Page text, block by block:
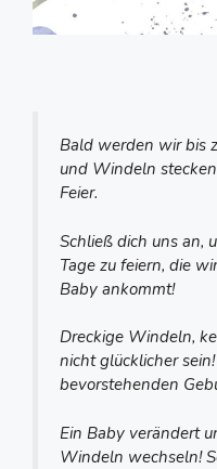
Bald werden wir bis
und Windeln
Feier.
Schließ dich uns an,
Tage zu feiern, die
Baby ankommt!
Dreckige Windeln,
nicht glücklicher
bevorstehenden
Ein Baby verändert
Windeln wechseln!